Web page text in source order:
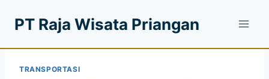
PT Raja Wisata Priangan
TRANSPORTASI